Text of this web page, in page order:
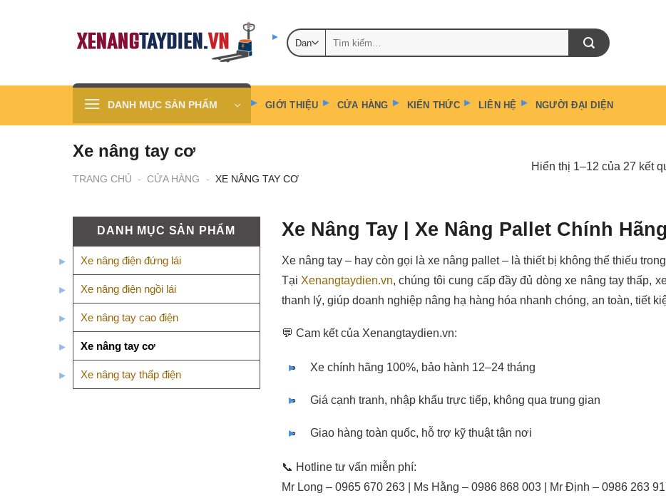
DANH MỤC SẢN PHẨM GIỚI THIỆU CỬA HÀNG KIẾN THỨC LIÊN HỆ NGƯỜI ĐẠI DIỆN
Xe nâng tay cơ
TRANG CHỦ - CỬA HÀNG - XE NÂNG TAY CƠ
Hiển thị 1–12 của 27 kết
DANH MỤC SẢN PHẨM
Xe nâng điện đứng lái
Xe nâng điện ngồi lái
Xe nâng tay cao điện
Xe nâng tay cơ
Xe nâng tay thấp điện
Xe Nâng Tay | Xe Nâng Pallet Chính
Xe nâng tay – hay còn gọi là xe nâng pallet – là thiết bị không thể thiếu
Tại Xenangtaydien.vn, chúng tôi cung cấp đầy đủ dòng xe nâng tay thấp,
thanh lý, giúp doanh nghiệp nâng hạ hàng hóa nhanh chóng, an toàn, tiết
💬 Cam kết của Xenangtaydien.vn:
Xe chính hãng 100%, bảo hành 12–24 tháng
Giá cạnh tranh, nhập khẩu trực tiếp, không qua trung gian
Giao hàng toàn quốc, hỗ trợ kỹ thuật tận nơi
📞 Hotline tư vấn miễn phí:
Mr Long – 0965 670 263 | Ms Hằng – 0986 868 003 | Mr Định – 0986 263